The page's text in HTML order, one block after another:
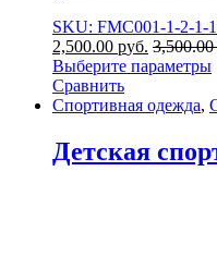
SKU: FMC001-1-2-1-
2,500.00 руб. 3,500.00
Выберите параметры
Сравнить
Спортивная одежда,
Детская